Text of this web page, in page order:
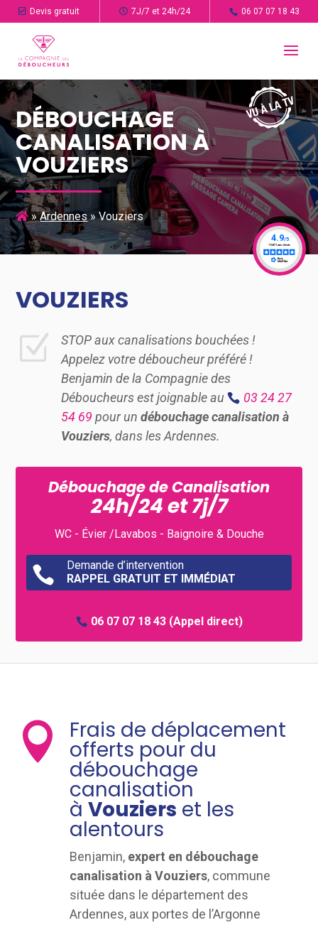
Devis gratuit 7J/7 et 24h/24 06 07 07 18 43
DÉBOUCHAGE
CANALISATION À
VOUZIERS
»Ardennes»Vouziers
VOUZIERS
Z
STOP aux canalisations bouchées !
Appelez votre déboucheur préféré !
Benjamin de la Compagnie des
Déboucheurs est joignable au
03 24 27
54 69 pour un débouchage canalisation à
Vouziers, dans les Ardennes.
Débouchage de Canalisation
24h/24 et 7j/7
WC - Évier /Lavabos - Baignoire & Douche

Demande d’intervention
RAPPEL GRATUIT ET IMMÉDIAT
06 07 07 18 43(Appel direct)
 Frais de déplacement
offerts pour du
débouchage
canalisation
à Vouziers et les
alentours
Benjamin, expert en débouchage
canalisation à Vouziers, commune
située dans le département des
Ardennes, aux portes de l’Argonne